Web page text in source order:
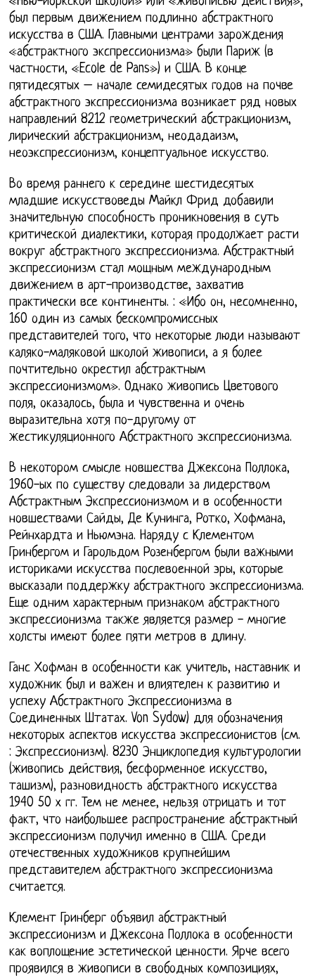
был первым движением подлинно абстрактного
искусства в США. Главными центрами зарождения
«абстрактного экспрессионизма» были Париж (в
частности, «Ecole de Pans») и США. В конце
пятидесятых – начале семидесятых годов на почве
абстрактного экспрессионизма возникает ряд новых
направлений 8212 геометрический абстракционизм,
лирический абстракционизм, неодадаизм,
неоэкспрессионизм, концептуальное искусство.
Во время раннего к середине шестидесятых
младшие искусствоведы Майкл Фрид добавили
значительную способность проникновения в суть
критической диалектики, которая продолжает расти
вокруг абстрактного экспрессионизма. Абстрактный
экспрессионизм стал мощным международным
движением в арт-производстве, захватив
практически все континенты. : «Ибо он, несомненно,
160 один из самых бескомпромиссных
представителей того, что некоторые люди называют
каляко-маляковой школой живописи, а я более
почтительно окрестил абстрактным
экспрессионизмом». Однако живопись Цветового
поля, оказалось, была и чувственна и очень
выразительна хотя по-другому от
жестикуляционного Абстрактного экспрессионизма.
В некотором смысле новшества Джексона Поллока,
1960-ых по существу следовали за лидерством
Абстрактным Экспрессионизмом и в особенности
новшествами Сайды, Де Кунинга, Ротко, Хофмана,
Рейнхардта и Ньюмэна. Наряду с Клементом
Гринбергом и Гарольдом Розенбергом были важными
историками искусства послевоенной эры, которые
высказали поддержку абстрактного экспрессионизма.
Еще одним характерным признаком абстрактного
экспрессионизма также является размер - многие
холсты имеют более пяти метров в длину.
Ганс Хофман в особенности как учитель, наставник и
художник был и важен и влиятелен к развитию и
успеху Абстрактного Экспрессионизма в
Соединенных Штатах. Von Sydow) для обозначения
некоторых аспектов искусства экспрессионистов (см.
: Экспрессионизм). 8230 Энциклопедия культурологии
(живопись действия, бесформенное искусство,
ташизм), разновидность абстрактного искусства
1940 50 х гг. Тем не менее, нельзя отрицать и тот
факт, что наибольшее распространение абстрактный
экспрессионизм получил именно в США. Среди
отечественных художников крупнейшим
представителем абстрактного экспрессионизма
считается.
Клемент Гринберг объявил абстрактный
экспрессионизм и Джексона Поллока в особенности
как воплощение эстетической ценности. Ярче всего
проявился в живописи в свободных композициях,